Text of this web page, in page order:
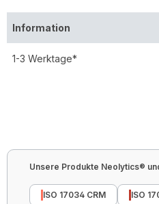
Information
1-3 Werktage*
Unsere Produkte Neolytics®
ISO 17034 CRM ISO